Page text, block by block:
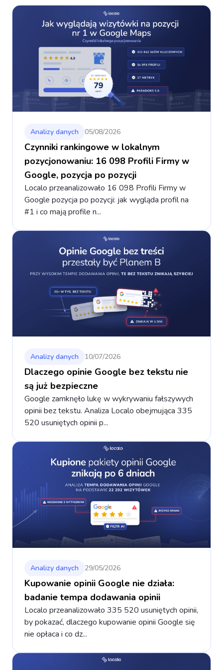
Analizy danych 05/08/2026
Czynniki rankingowe w lokalnym
pozycjonowaniu: 16 098 Profili Firmy w
Google, pozycja po pozycji
Localo przeanalizowało 16 098 Profili Firmy w
Google pozycja po pozycji: jak wygląda profil na
#1 i co mają profile n...
Analizy danych 10/07/2026
Dlaczego opinie Google bez tekstu nie
są już bezpieczne
Google zamknęło lukę w wykrywaniu fałszywych
opinii bez tekstu. Analiza Localo obejmująca 335
520 usuniętych opinii p...
Analizy danych 29/05/2026
Kupowanie opinii Google nie działa:
badanie tempa dodawania opinii
Localo przeanalizowało 335 520 usuniętych opinii,
by pokazać, dlaczego kupowanie opinii Google się
nie opłaca i co dz...